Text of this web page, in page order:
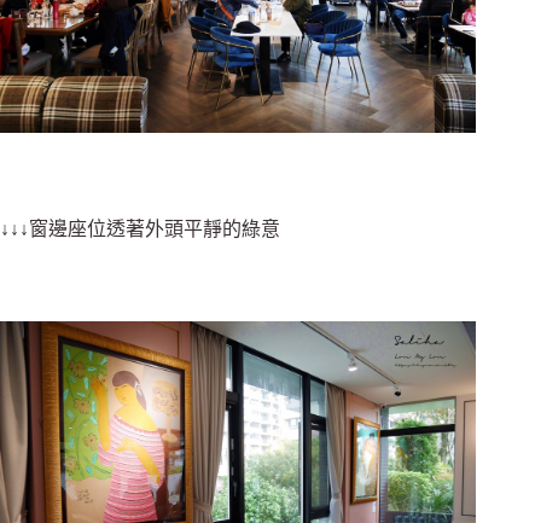
↓↓↓窗邊座位透著外頭平靜的綠意